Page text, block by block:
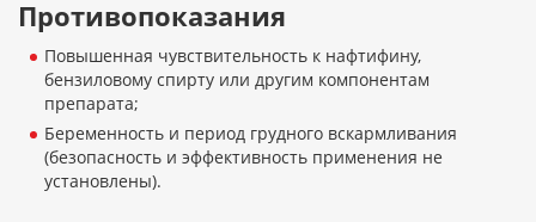
Противопоказания
Повышенная чувствительность к нафтифину,
бензиловому спирту или другим компонентам
препарата;
Беременность и период грудного вскармливания
(безопасность и эффективность применения не
установлены).